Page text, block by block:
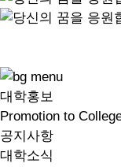
대학홍보
Promotion to
공지사항
대학소식